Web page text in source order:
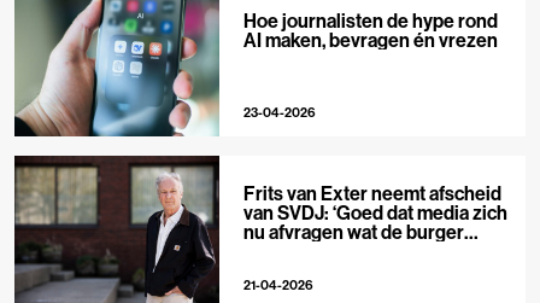
Hoe journalisten de hype rond
AI maken, bevragen én vrezen
23-04-2026
Frits van Exter neemt afscheid
van SVDJ: ‘Goed dat media zich
nu afvragen wat de burger
21-04-2026